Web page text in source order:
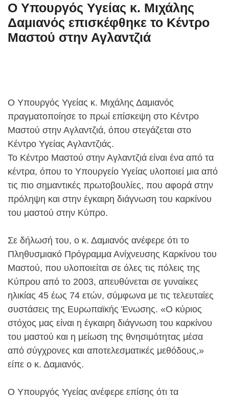
Ο Υπουργός Υγείας κ. Μιχάλης
Δαμιανός επισκέφθηκε το Κέντρο
Μαστού στην Αγλαντζιά
Ο Υπουργός Υγείας κ. Μιχάλης Δαμιανός
πραγματοποίησε το πρωί επίσκεψη στο Κέντρο
Μαστού στην Αγλαντζιά, όπου στεγάζεται στο
Κέντρο Υγείας Αγλαντζιάς.
Το Κέντρο Μαστού στην Αγλαντζιά είναι ένα από τα
κέντρα, όπου το Υπουργείο Υγείας υλοποιεί μια από
τις πιο σημαντικές πρωτοβουλίες, που αφορά στην
πρόληψη και στην έγκαιρη διάγνωση του καρκίνου
του μαστού στην Κύπρο.
Σε δήλωσή του, ο κ. Δαμιανός ανέφερε ότι το
Πληθυσμιακό Πρόγραμμα Ανίχνευσης Καρκίνου του
Μαστού, που υλοποιείται σε όλες τις πόλεις της
Κύπρου από το 2003, απευθύνεται σε γυναίκες
ηλικίας 45 έως 74 ετών, σύμφωνα με τις τελευταίες
συστάσεις της Ευρωπαϊκής Ένωσης. «Ο κύριος
στόχος μας είναι η έγκαιρη διάγνωση του καρκίνου
του μαστού και η μείωση της θνησιμότητας μέσα
από σύγχρονες και αποτελεσματικές μεθόδους,»
είπε ο κ. Δαμιανός.
Ο Υπουργός Υγείας ανέφερε επίσης ότι τα